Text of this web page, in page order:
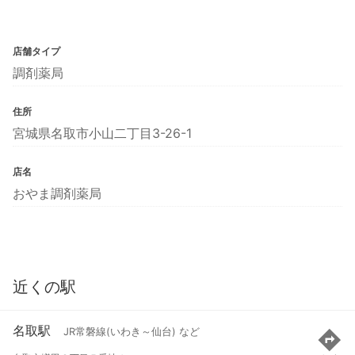
店舗タイプ
調剤薬局
住所
宮城県名取市小山二丁目3-26-1
店名
おやま調剤薬局
近くの駅
名取駅 JR常磐線(いわき～仙台) など